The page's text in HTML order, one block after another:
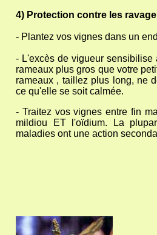
4) Protection contre les
- Plantez vos vignes dans un
- L'excès de vigueur
rameaux plus gros que votre
rameaux , taillez plus long, ne
ce qu'elle se soit calmée.
- Traitez vos vignes entre fin
mildiou ET l'oïdium. La
maladies ont une action